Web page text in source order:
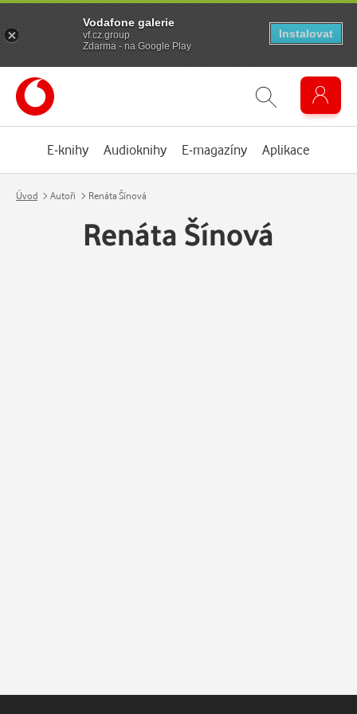
E-knihy Audioknihy E-magazíny Aplikace
Úvod Autoři Renáta Šínová
Renáta Šínová
Vodafone galerie
vf.cz.group
Zdarma - na Google Play
Instalovat